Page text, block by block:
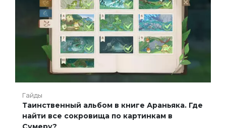
Гайды
Таинственный альбом в книге Араньяка. Где
найти все сокровища по картинкам в